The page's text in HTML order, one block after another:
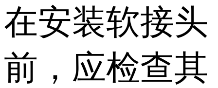
在安装软接头
前，应检查其